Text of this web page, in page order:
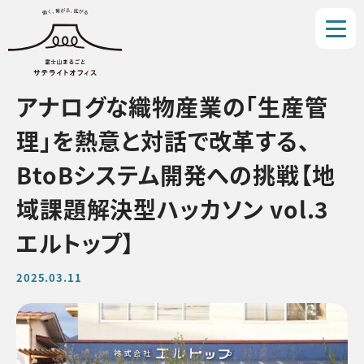
アナログな織物産業の「生産管
理」を熱意と対話で改革する、
BtoBシステム開発への挑戦【地
域課題解決型ハッカソン vol.3
エルトップ】
2025.03.11